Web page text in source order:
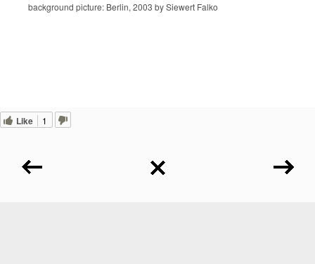
background picture: Berlin, 2003 by Siewert Falko
Like 1